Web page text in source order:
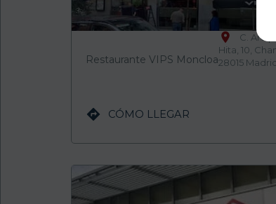
Restaurante VIPS Moncloa

C.
Hita, 10,
28015
 CÓMO LLEGAR